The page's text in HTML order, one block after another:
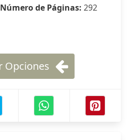
Número de Páginas: 292
Opciones